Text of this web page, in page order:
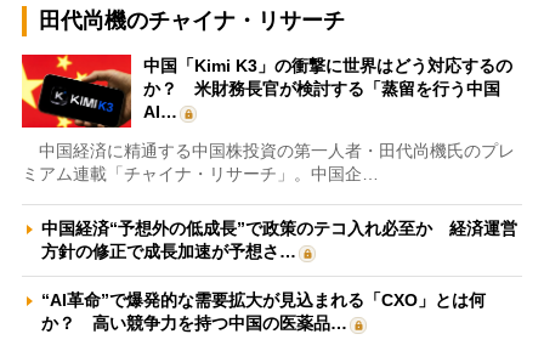
田代尚機のチャイナ・リサーチ
中国「Kimi K3」の衝撃に世界はどう対応するの
か？ 米財務長官が検討する「蒸留を行う中国
AI…
中国経済に精通する中国株投資の第一人者・田代尚機氏のプレ
ミアム連載「チャイナ・リサーチ」。中国企…
中国経済“予想外の低成長”で政策のテコ入れ必至か 経済運営
方針の修正で成長加速が予想さ…
“AI革命”で爆発的な需要拡大が見込まれる「CXO」とは何
か？ 高い競争力を持つ中国の医薬品…